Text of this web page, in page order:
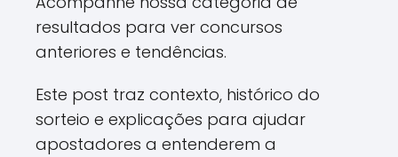
resultados para ver concursos
anteriores e tendências.
Este post traz contexto, histórico do
sorteio e explicações para ajudar
apostadores a entenderem a